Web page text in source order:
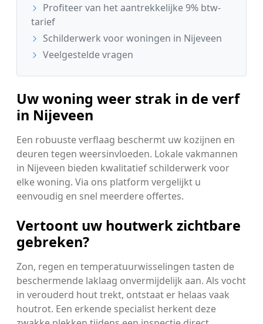
Profiteer van het aantrekkelijke 9% btw-
tarief
Schilderwerk voor woningen in Nijeveen
Veelgestelde vragen
Uw woning weer strak in de verf
in Nijeveen
Een robuuste verflaag beschermt uw kozijnen en
deuren tegen weersinvloeden. Lokale vakmannen
in Nijeveen bieden kwalitatief schilderwerk voor
elke woning. Via ons platform vergelijkt u
eenvoudig en snel meerdere offertes.
Vertoont uw houtwerk zichtbare
gebreken?
Zon, regen en temperatuurwisselingen tasten de
beschermende laklaag onvermijdelijk aan. Als vocht
in verouderd hout trekt, ontstaat er helaas vaak
houtrot. Een erkende specialist herkent deze